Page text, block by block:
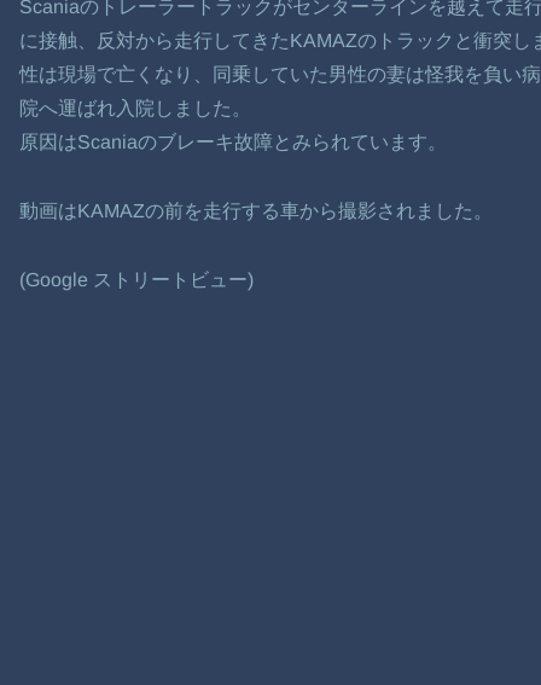
Scaniaのトレーラートラックがセンターラインを越えて走
に接触、反対から走行してきたKAMAZのトラックと衝突
性は現場で亡くなり、同乗していた男性の妻は怪我を負い
院へ運ばれ入院しました。
原因はScaniaのブレーキ故障とみられています。
動画はKAMAZの前を走行する車から撮影されました。
(Google ストリートビュー)